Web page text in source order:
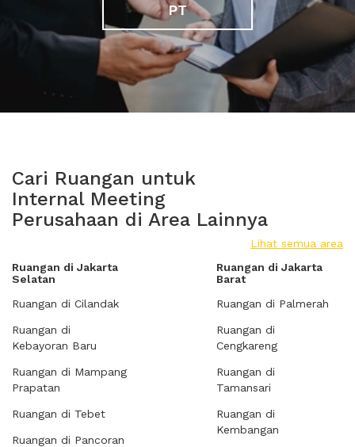
PT
Cari Ruangan untuk
Internal Meeting
Perusahaan di Area Lainnya
Lihat semua area
Ruangan di Jakarta
Selatan
Ruangan di Cilandak
Ruangan di
Kebayoran Baru
Ruangan di Mampang
Prapatan
Ruangan di Tebet
Ruangan di Pancoran
Ruangan di Jakarta
Barat
Ruangan di Palmerah
Ruangan di
Cengkareng
Ruangan di
Tamansari
Ruangan di
Kembangan